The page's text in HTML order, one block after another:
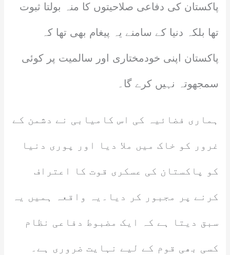
پاکستان کی دفاعی صلاحیتوں کا منہ بولتا ثبوت
تھا بلکہ دنیا کے سامنے یہ پیغام بھی تھا کہ
پاکستان اپنی خودمختاری اور سالمیت پر کوئی
سمجھوتہ نہیں کرے گا۔
ہماری فضائیہ کی اس کامیابی نے دشمن کے
غرور کو خاک میں ملا دیا اور پوری دنیا
کو پاکستان کی عسکری قوت کا اعتراف
کرنے پر مجبور کر دیا۔یہ واقعہ ہمیں یہ
سبق دیتا ہے کہ ایک مضبوط دفاعی نظام
کسی بھی قوم کے لیے نہایت ضروری ہے۔